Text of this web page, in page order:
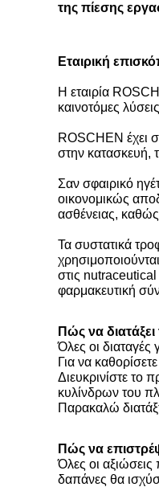
της πίεσης
Εταιρική
Η εταιρία
καινοτόμες
ROSCHEN έχει
στην κατασκευή,
Σαν σφαιρικό
οικονομικώς
ασθένειας,
Τα συστατικά
στις nutraceutical
φαρμακευτική
Πώς να
Όλες οι διαταγές
Για να
Διευκρινίστε το
κυλίνδρων του
Παρακαλώ
Πώς να
Όλες οι αξιώσεις
δαπάνες θα